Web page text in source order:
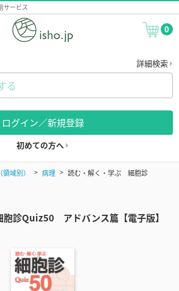
サービス
0
詳細検索
ログイン／新規登録
初めての方へ
域別） 病理
読む・解く・学ぶ 細胞診
診Quiz50 アドバンス篇【電子版】